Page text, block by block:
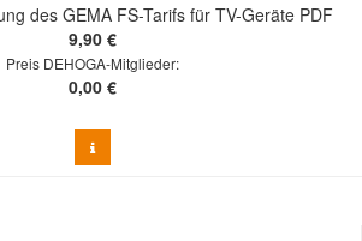
des GEMA FS-Tarifs für TV-Geräte PDF
9,90 €
Preis DEHOGA-Mitglieder:
0,00 €